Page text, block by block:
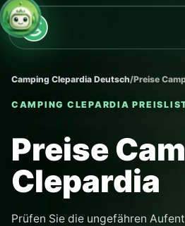
Camping Clepardia Deutsch/Preise
CAMPING CLEPARDIA
Preise
Clepardia
Prüfen Sie die ungefähren